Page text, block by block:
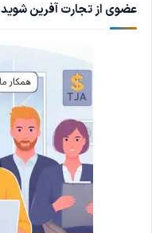
عضوی از تجارت آفرین شوید